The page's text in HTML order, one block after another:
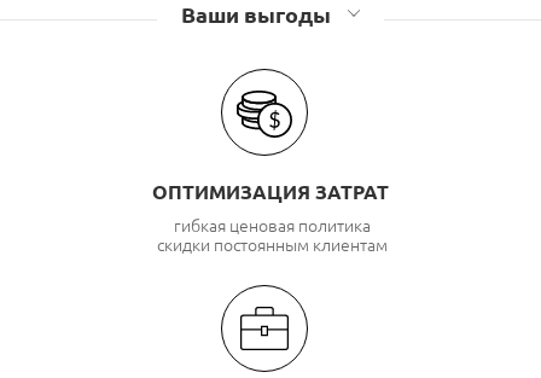
Ваши выгоды
ОПТИМИЗАЦИЯ ЗАТРАТ
гибкая ценовая политика
скидки постоянным клиентам